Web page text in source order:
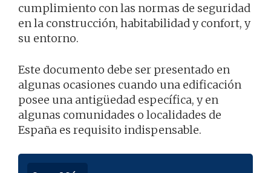
cumplimiento con las normas de seguridad
en la construcción, habitabilidad y confort, y
su entorno.
Este documento debe ser presentado en
algunas ocasiones cuando una edificación
posee una antigüedad específica, y en
algunas comunidades o localidades de
España es requisito indispensable.